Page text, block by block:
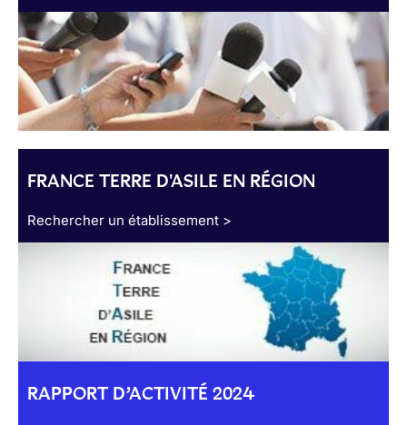
FRANCE TERRE D'ASILE EN RÉGION
Rechercher un établissement >
RAPPORT D’ACTIVITÉ 2024